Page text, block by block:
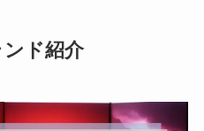
ド紹介